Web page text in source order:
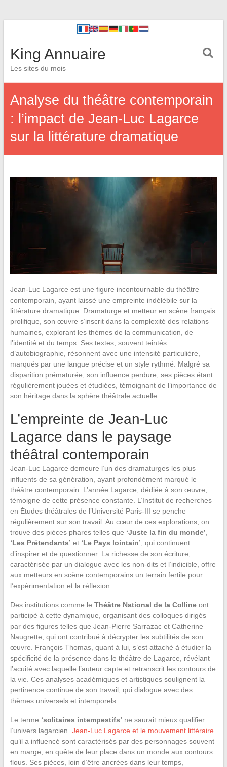
King Annuaire
Les sites du mois
Analyse du théâtre contemporain
: l’impact de Jean-Luc Lagarce
sur la littérature dramatique
Jean-Luc Lagarce est une figure incontournable du théâtre
contemporain, ayant laissé une empreinte indélébile sur la
littérature dramatique. Dramaturge et metteur en scène français
prolifique, son œuvre s’inscrit dans la complexité des relations
humaines, explorant les thèmes de la communication, de
l’identité et du temps. Ses textes, souvent teintés
d’autobiographie, résonnent avec une intensité particulière,
marqués par une langue précise et un style rythmé. Malgré sa
disparition prématurée, son influence perdure, ses pièces étant
régulièrement jouées et étudiées, témoignant de l’importance de
son héritage dans la sphère théâtrale actuelle.
L’empreinte de Jean-Luc
Lagarce dans le paysage
théâtral contemporain
Jean-Luc Lagarce demeure l’un des dramaturges les plus
influents de sa génération, ayant profondément marqué le
théâtre contemporain. L’année Lagarce, dédiée à son œuvre,
témoigne de cette présence constante. L’Institut de recherches
en Études théâtrales de l’Université Paris-III se penche
régulièrement sur son travail. Au cœur de ces explorations, on
trouve des pièces phares telles que ‘Juste la fin du monde’
‘Les Prétendants’ et ‘Le Pays lointain’ , qui continuent
d’inspirer et de questionner. La richesse de son écriture,
caractérisée par un dialogue avec les non-dits et l’indicible, offre
aux metteurs en scène contemporains un terrain fertile pour
l’expérimentation et la réflexion.
Des institutions comme le Théâtre National de la Collineont
participé à cette dynamique, organisant des colloques dirigés
par des figures telles que Jean-Pierre Sarrazac et Catherine
Naugrette, qui ont contribué à décrypter les subtilités de son
œuvre. François Thomas, quant à lui, s’est attaché à étudier la
spécificité de la présence dans le théâtre de Lagarce, révélant
l’acuité avec laquelle l’auteur capte et retranscrit les contours de
la vie. Ces analyses académiques et artistiques soulignent la
pertinence continue de son travail, qui dialogue avec des
thèmes universels et intemporels.
Le terme ‘solitaires intempestifs’ ne saurait mieux qualifier
l’univers lagarcien. Jean-Luc Lagarce et le mouvement littéraire
qu’il a influencé sont caractérisés par des personnages souvent
en marge, en quête de leur place dans un monde aux contours
flous. Ses pièces, loin d’être ancrées dans leur temps,